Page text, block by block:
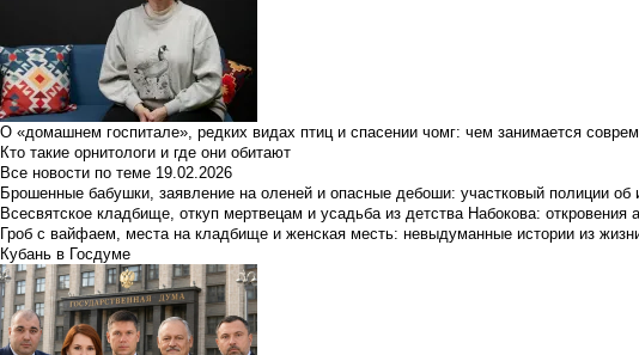
О «домашнем госпитале», редких видах птиц и спасении чомг: чем занимается
Кто такие орнитологи и где они обитают
Все новости по теме 19.02.2026
Брошенные бабушки, заявление на оленей и опасные дебоши: участковый полиции об
Всесвятское кладбище, откуп мертвецам и усадьба из детства Набокова: откровения
Гроб с вайфаем, места на кладбище и женская месть: невыдуманные истории из
Кубань в Госдуме